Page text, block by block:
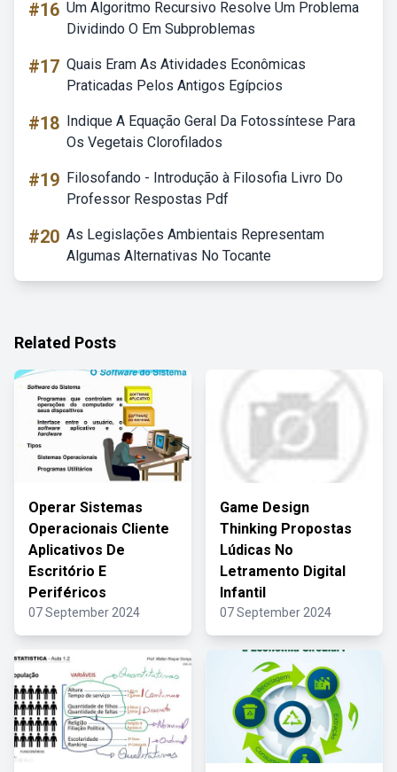
#16 Um Algoritmo Recursivo Resolve Um Problema
Dividindo O Em Subproblemas
#17 Quais Eram As Atividades Econômicas
Praticadas Pelos Antigos Egípcios
#18 Indique A Equação Geral Da Fotossíntese Para
Os Vegetais Clorofilados
#19 Filosofando - Introdução à Filosofia Livro Do
Professor Respostas Pdf
#20 As Legislações Ambientais Representam
Algumas Alternativas No Tocante
Related Posts
Operar Sistemas
Operacionais Cliente
Aplicativos De
Escritório E
Periféricos
07 September 2024
Game Design
Thinking Propostas
Lúdicas No
Letramento Digital
Infantil
07 September 2024